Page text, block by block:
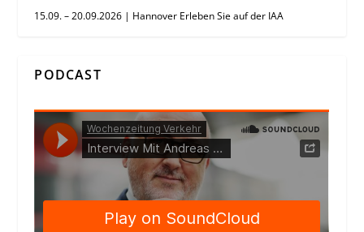
15.09. – 20.09.2026 | Hannover Erleben Sie auf der IAA
PODCAST